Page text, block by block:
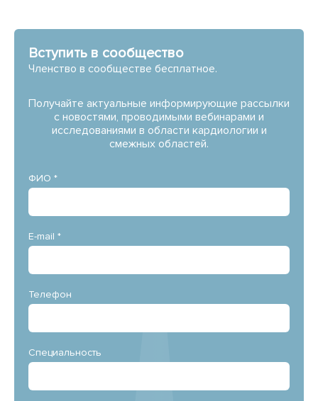
Вступить в сообщество
Членство в сообществе бесплатное.
Получайте актуальные информирующие рассылки
с новостями, проводимыми вебинарами и
исследованиями в области кардиологии и
смежных областей.
ФИО *
E-mail *
Телефон
Специальность